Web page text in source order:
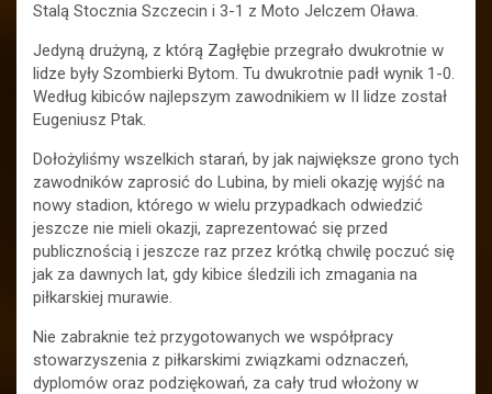
Stalą Stocznia Szczecin i 3-1 z Moto Jelczem Oława.
Jedyną drużyną, z którą Zagłębie przegrało dwukrotnie w
lidze były Szombierki Bytom. Tu dwukrotnie padł wynik 1-0.
Według kibiców najlepszym zawodnikiem w II lidze został
Eugeniusz Ptak.
Dołożyliśmy wszelkich starań, by jak największe grono tych
zawodników zaprosić do Lubina, by mieli okazję wyjść na
nowy stadion, którego w wielu przypadkach odwiedzić
jeszcze nie mieli okazji, zaprezentować się przed
publicznością i jeszcze raz przez krótką chwilę poczuć się
jak za dawnych lat, gdy kibice śledzili ich zmagania na
piłkarskiej murawie.
Nie zabraknie też przygotowanych we współpracy
stowarzyszenia z piłkarskimi związkami odznaczeń,
dyplomów oraz podziękowań, za cały trud włożony w